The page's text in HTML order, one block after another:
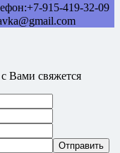
+7-915-419-32-09
Вами свяжется